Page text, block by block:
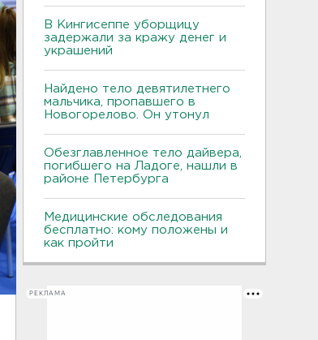
В Кингисеппе уборщицу
задержали за кражу денег и
украшений
Найдено тело девятилетнего
мальчика, пропавшего в
Новогорелово. Он утонул
Обезглавленное тело дайвера,
погибшего на Ладоге, нашли в
районе Петербурга
Медицинские обследования
бесплатно: кому положены и
как пройти
РЕКЛАМА